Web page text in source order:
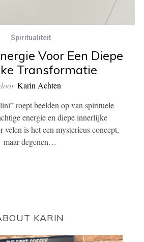
Spiritualiteit
Voor Een Diepe
Transformatie
Karin Achten
roept beelden op van spirituele
energie en diepe innerlijke
velen is het een mysterieus concept,
maar degenen…
KARIN